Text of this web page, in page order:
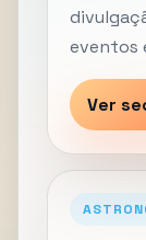
eventos
Ver